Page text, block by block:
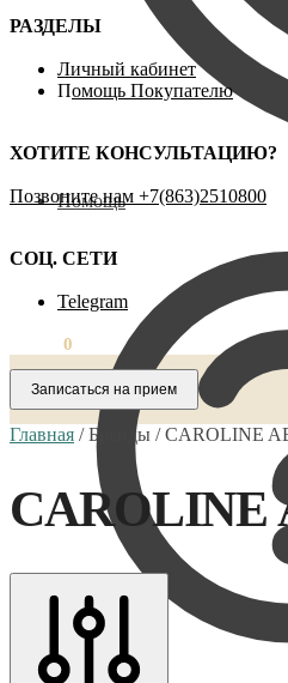
Помощь
РАЗДЕЛЫ
Личный кабинет
Помощь Покупателю
ХОТИТЕ КОНСУЛЬТАЦИЮ?
Позвоните нам ‪+7(863)2510800
СОЦ. СЕТИ
Telegram
0
Записаться на прием
Главная /Бренды /CAROLINE
CAROLINE